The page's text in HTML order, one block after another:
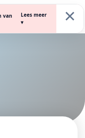
×
van
Lees meer
▾